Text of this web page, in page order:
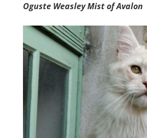
Oguste Weasley Mist of Avalon